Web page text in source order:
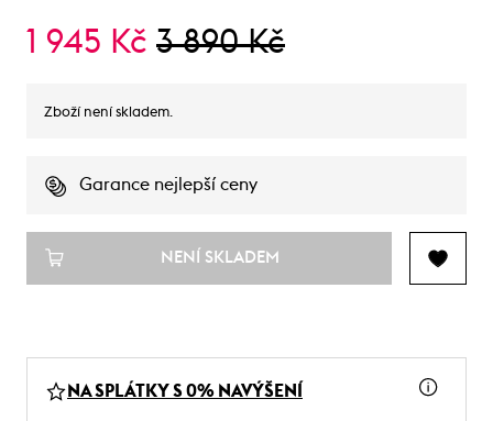
1 945 Kč 3 890 Kč
Zboží není skladem.
Garance nejlepší ceny
NENÍ SKLADEM
NA SPLÁTKY S 0% NAVÝŠENÍ